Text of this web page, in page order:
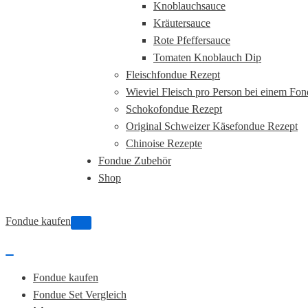
Knoblauchsauce
Kräutersauce
Rote Pfeffersauce
Tomaten Knoblauch Dip
Fleischfondue Rezept
Wieviel Fleisch pro Person bei einem
Schokofondue Rezept
Original Schweizer Käsefondue Rezept
Chinoise Rezepte
Fondue Zubehör
Shop
Fondue kaufen
Navigations-
Fondue kaufen
Fondue Set Vergleich